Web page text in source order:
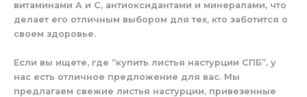
витаминами A и C, антиоксидантами и минералами, что
делает его отличным выбором для тех, кто заботится о
своем здоровье.
Если вы ищете, где “купить листья настурции СПБ”, у
нас есть отличное предложение для вас. Мы
предлагаем свежие листья настурции, привезенные